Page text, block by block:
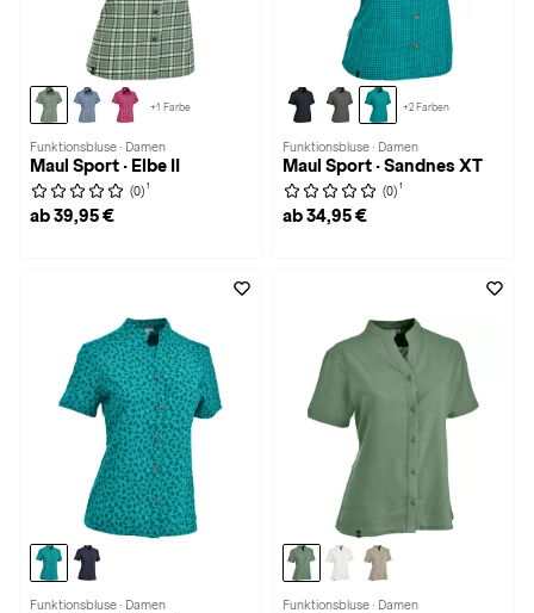
+1 Farbe
Funktionsbluse · Damen
Maul Sport · Elbe II
(0) 1
ab 39,95 €
+2 Farben
Funktionsbluse · Damen
Maul Sport · Sandnes XT
(0) 1
ab 34,95 €
Funktionsbluse · Damen Funktionsbluse · Damen